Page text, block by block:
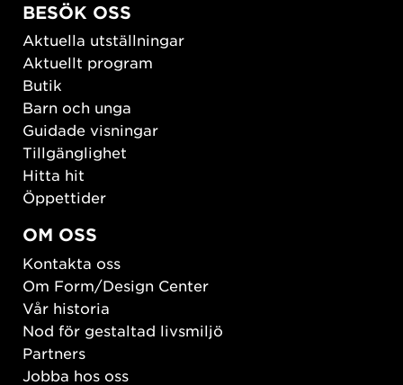
BESÖK OSS
Aktuella utställningar
Aktuellt program
Butik
Barn och unga
Guidade visningar
Tillgänglighet
Hitta hit
Öppettider
OM OSS
Kontakta oss
Om Form/Design Center
Vår historia
Nod för gestaltad livsmiljö
Partners
Jobba hos oss